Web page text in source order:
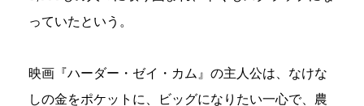
っていたという。
映画『ハーダー・ゼイ・カム』の主人公は、なけな
しの金をポケットに、ビッグになりたい一心で、農